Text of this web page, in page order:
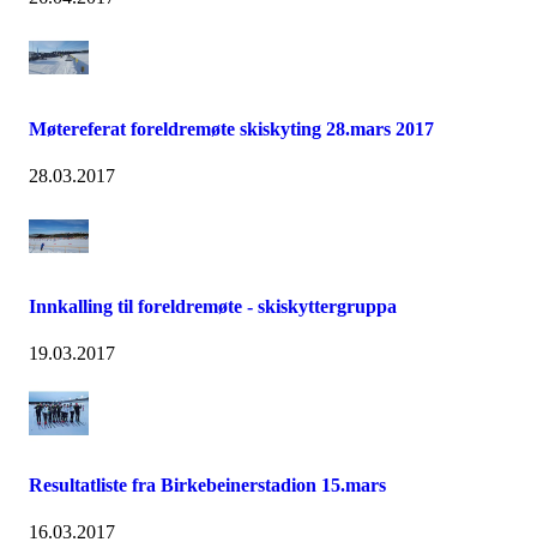
Møtereferat foreldremøte skiskyting 28.mars 2017
28.03.2017
Innkalling til foreldremøte - skiskyttergruppa
19.03.2017
Resultatliste fra Birkebeinerstadion 15.mars
16.03.2017